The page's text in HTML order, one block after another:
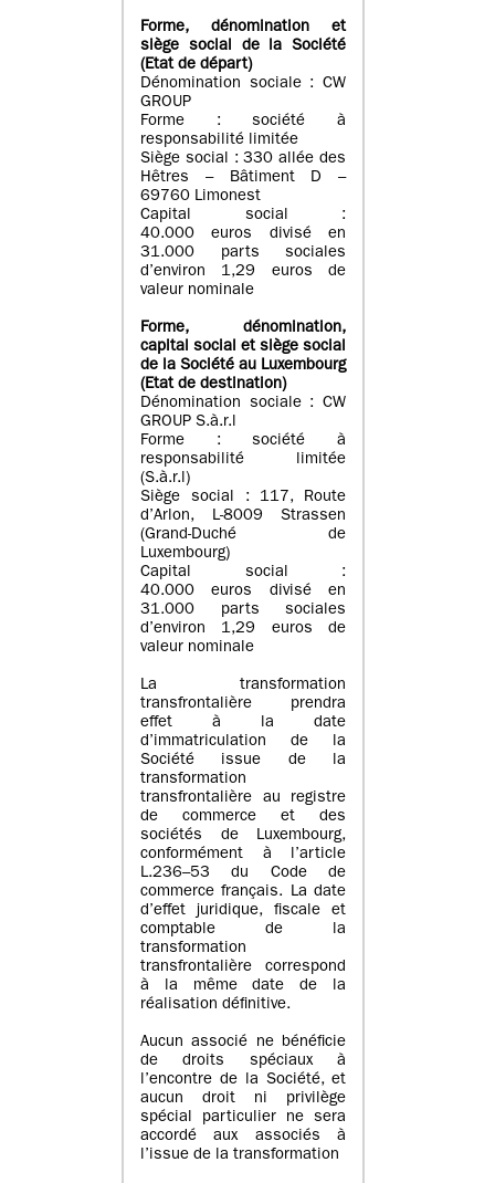
Forme, dénomination et
siège social de la Société
(Etatde départ)
Dénomination sociale : CW
GROUP
Forme : société à
responsabilité limitée
Siège social : 330 allée des
Hêtres – Bâtiment D –
69760 Limonest
Capital social :
40.000 euros divisé en
31.000 parts sociales
d’environ 1,29 euros de
valeur nominale
Forme, dénomination,
capital social et siège social
de la Société au Luxembourg
(Etat de destination)
Dénomination sociale : CW
GROUP S.à.r.l
Forme : société à
responsabilité limitée
(S.à.r.l)
Siège social : 117, Route
d’Arlon, L-8009 Strassen
(Grand-Duché de
Luxembourg)
Capital social :
40.000 euros divisé en
31.000 parts sociales
d’environ 1,29 euros de
valeur nominale
La transformation
transfrontalière prendra
effet à la date
d’immatriculation de la
Société issue de la
transformation
transfrontalière au registre
de commerce et des
sociétés de Luxembourg,
conformément à l’article
L.236–53 du Code de
commerce français. La date
d’effet juridique, fiscale et
comptable de la
transformation
transfrontalière correspond
à la même date de la
réalisation définitive.
Aucun associé ne bénéficie
de droits spéciaux à
l’encontre de la Société, et
aucun droit ni privilège
spécial particulier ne sera
accordé aux associés à
l’issue de la transformation